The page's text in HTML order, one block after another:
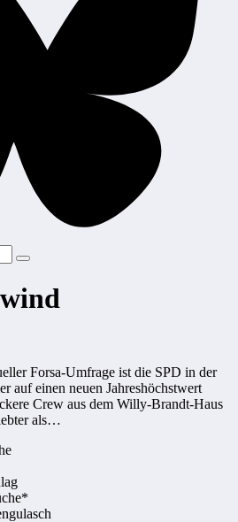
Forsa-Umfrage ist die SPD in der
auf einen neuen Jahreshöchstwert
Crew aus dem Willy-Brandt-Haus
als…
*